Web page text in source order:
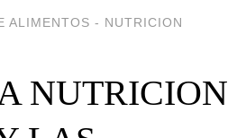
ALIMENTOS - NUTRICION
NUTRICION